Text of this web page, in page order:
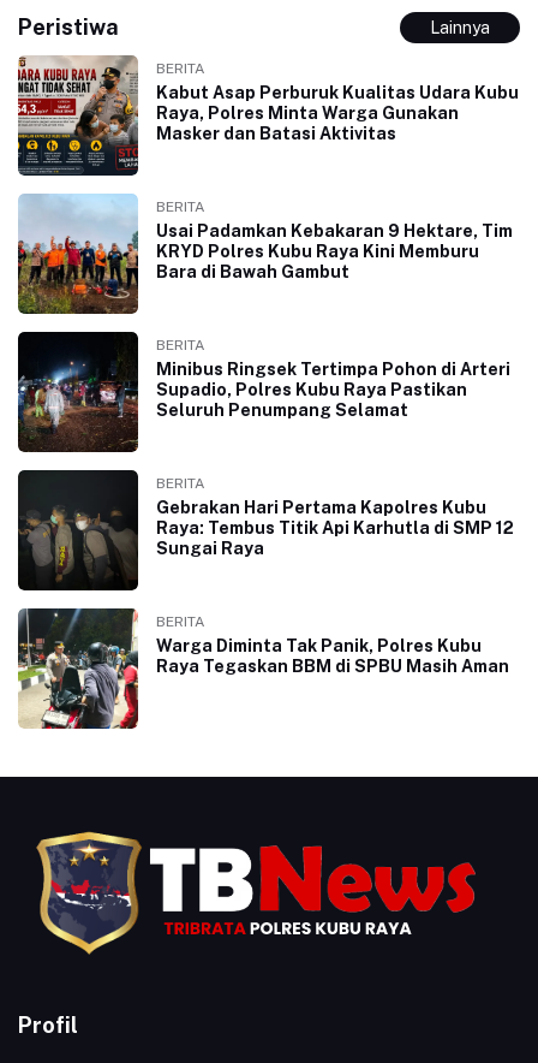
Peristiwa Lainnya
BERITA
Kabut Asap Perburuk Kualitas Udara Kubu
Raya, Polres Minta Warga Gunakan
Masker dan Batasi Aktivitas
BERITA
Usai Padamkan Kebakaran 9 Hektare, Tim
KRYD Polres Kubu Raya Kini Memburu
Bara di Bawah Gambut
BERITA
Minibus Ringsek Tertimpa Pohon di Arteri
Supadio, Polres Kubu Raya Pastikan
Seluruh Penumpang Selamat
BERITA
Gebrakan Hari Pertama Kapolres Kubu
Raya: Tembus Titik Api Karhutla di SMP 12
Sungai Raya
BERITA
Warga Diminta Tak Panik, Polres Kubu
Raya Tegaskan BBM di SPBU Masih Aman
Profil